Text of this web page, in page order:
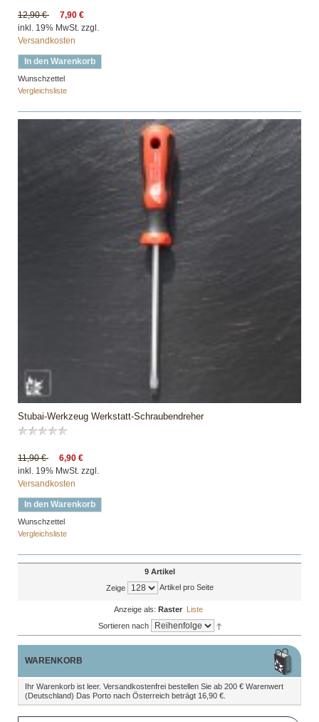
12,90 €
7,90 €
inkl. 19% MwSt. zzgl.
Versandkosten
In den Warenkorb
Wunschzettel
Vergleichsliste
Stubai-Werkzeug Werkstatt-Schraubendreher
11,90 €
6,90 €
inkl. 19% MwSt. zzgl.
Versandkosten
In den Warenkorb
Wunschzettel
Vergleichsliste
9 Artikel
Zeige
Artikel pro Seite
Anzeige als: Raster Liste
Sortieren nach
WARENKORB
Ihr Warenkorb ist leer. Versandkostenfrei bestellen Sie ab 200 € Warenwert
(Deutschland) Das Porto nach Österreich beträgt 16,90 €.